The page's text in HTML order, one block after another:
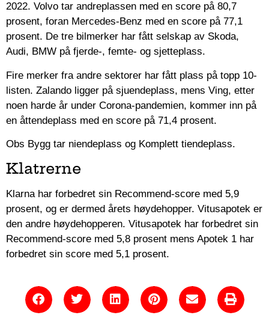
2022. Volvo tar andreplassen med en score på 80,7
prosent, foran Mercedes-Benz med en score på 77,1
prosent. De tre bilmerker har fått selskap av Skoda,
Audi, BMW på fjerde-, femte- og sjetteplass.
Fire merker fra andre sektorer har fått plass på topp 10-
listen. Zalando ligger på sjuendeplass, mens Ving, etter
noen harde år under Corona-pandemien, kommer inn på
en åttendeplass med en score på 71,4 prosent.
Obs Bygg tar niendeplass og Komplett tiendeplass.
Klatrerne
Klarna har forbedret sin Recommend-score med 5,9
prosent, og er dermed årets høydehopper. Vitusapotek er
den andre høydehopperen. Vitusapotek har forbedret sin
Recommend-score med 5,8 prosent mens Apotek 1 har
forbedret sin score med 5,1 prosent.